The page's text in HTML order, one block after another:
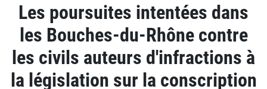
Les poursuites intentées dans
les Bouches-du-Rhône contre
les civils auteurs d'infractions à
la législation sur la conscription